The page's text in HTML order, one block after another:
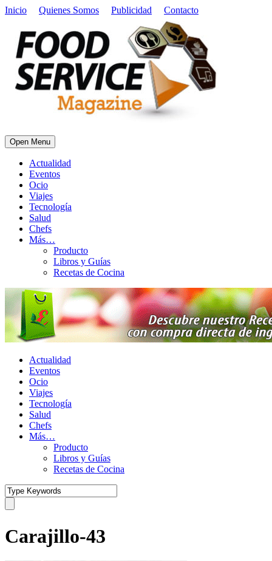
Inicio Quienes Somos Publicidad Contacto
Open Menu
Actualidad
Eventos
Ocio
Viajes
Tecnología
Salud
Chefs
Más…
Producto
Libros y Guías
Recetas de Cocina
Actualidad
Eventos
Ocio
Viajes
Tecnología
Salud
Chefs
Más…
Producto
Libros y Guías
Recetas de Cocina
Carajillo-43